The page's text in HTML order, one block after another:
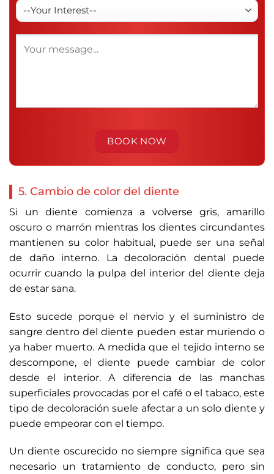
5. Cambio de color del diente
Si un diente comienza a volverse gris, amarillo
oscuro o marrón mientras los dientes circundantes
mantienen su color habitual, puede ser una señal
de daño interno. La decoloración dental puede
ocurrir cuando la pulpa del interior del diente deja
de estar sana.
Esto sucede porque el nervio y el suministro de
sangre dentro del diente pueden estar muriendo o
ya haber muerto. A medida que el tejido interno se
descompone, el diente puede cambiar de color
desde el interior. A diferencia de las manchas
superficiales provocadas por el café o el tabaco, este
tipo de decoloración suele afectar a un solo diente y
puede empeorar con el tiempo.
Un diente oscurecido no siempre significa que sea
necesario un tratamiento de conducto, pero sin